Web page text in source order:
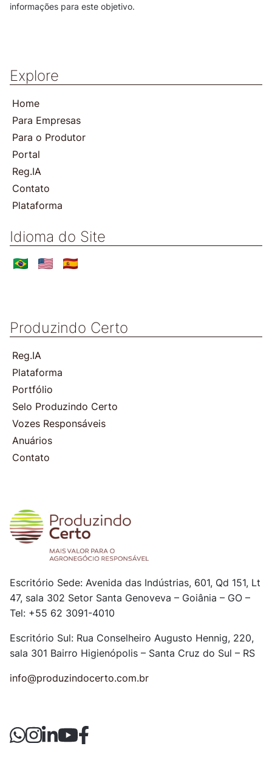
Explore
Home
Para Empresas
Para o Produtor
Portal
Reg.IA
Contato
Plataforma
Idioma do Site
Produzindo Certo
Reg.IA
Plataforma
Portfólio
Selo Produzindo Certo
Vozes Responsáveis
Anuários
Contato
informações para este objetivo.
Escritório Sede: Avenida das Indústrias, 601, Qd 151, Lt
47, sala 302 Setor Santa Genoveva – Goiânia – GO –
Tel: +55 62 3091-4010
Escritório Sul: Rua Conselheiro Augusto Hennig, 220,
sala 301 Bairro Higienópolis – Santa Cruz do Sul – RS
info@produzindocerto.com.br